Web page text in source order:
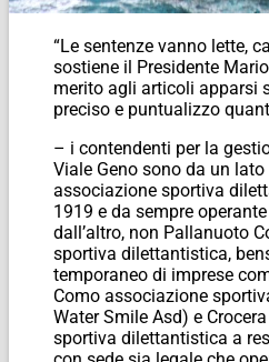
“Le sentenze vanno lette,
sostiene il Presidente
merito agli articoli apparsi
preciso e puntualizzo
– i contendenti per la
Viale Geno sono da un
associazione sportiva
1919 e da sempre
dall’altro, non Pallanuoto
sportiva dilettantistica,
temporaneo di imprese
Como associazione
Water Smile Asd) e
sportiva dilettantistica a